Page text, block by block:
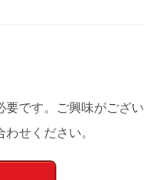
要です。ご興味がござい
せください。